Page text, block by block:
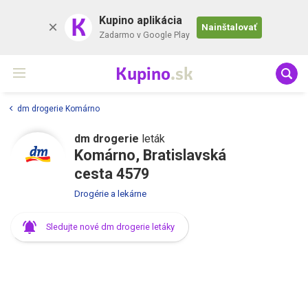
K Kupino aplikácia
Zadarmo v Google Play
Nainštalovať
Kupino.sk
dm drogerie Komárno
dm drogerie leták
Komárno, Bratislavská
cesta 4579
Drogérie a lekárne
Sledujte nové dm drogerie letáky